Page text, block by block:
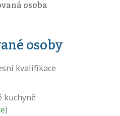
osoba
osoby
kvalifikace
kuchyně
)